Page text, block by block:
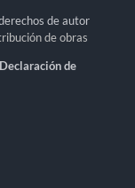
de autor
de obras
Declaración de